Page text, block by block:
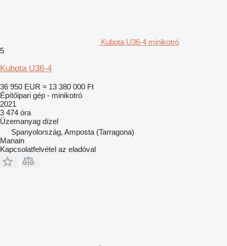
Kubota U36-4 minikotró
5
Kubota U36-4
36 950 EUR ≈ 13 380 000 Ft
Építőipari gép - minikotró
2021
3 474 óra
Üzemanyag dízel
Spanyolország, Amposta (Tarragona)
Manain
Kapcsolatfelvétel az eladóval